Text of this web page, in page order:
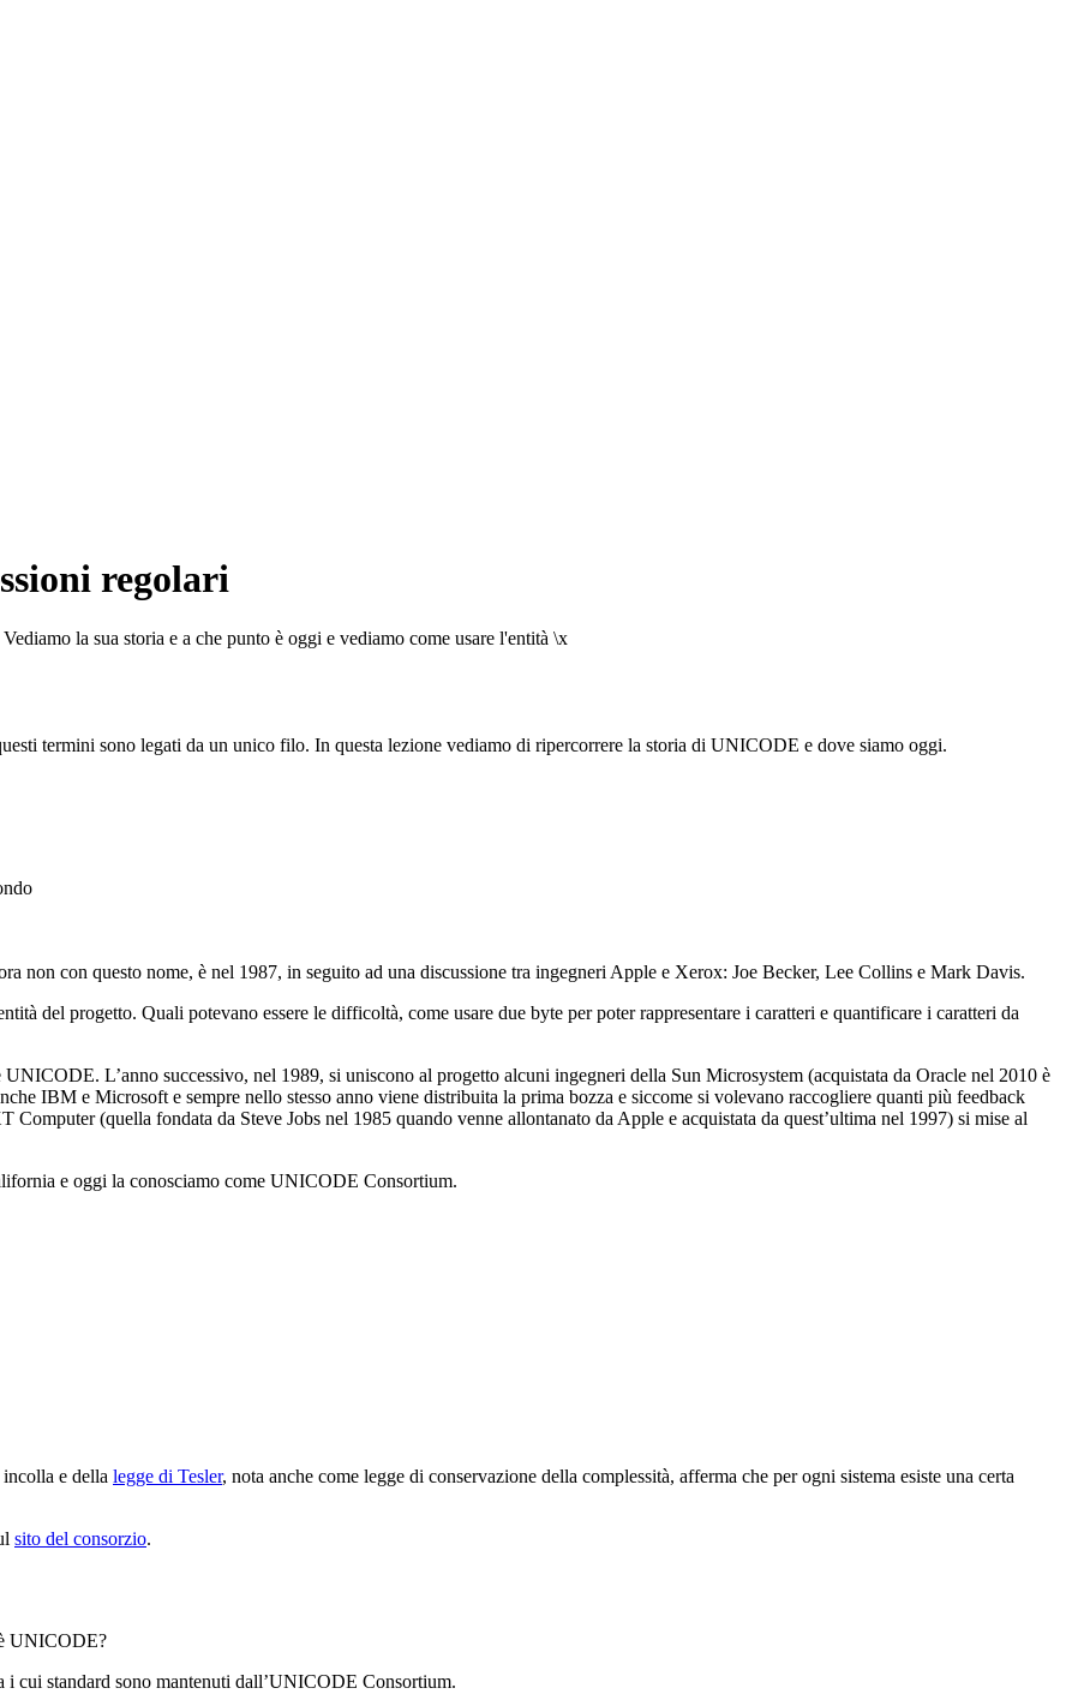
regolari
la sua storia e a che punto è oggi e vediamo come usare l'entità \x
termini sono legati da un unico filo. In questa lezione vediamo di ripercorrere la storia di UNICODE e dove siamo oggi.
non con questo nome, è nel 1987, in seguito ad una discussione tra ingegneri Apple e Xerox: Joe Becker, Lee Collins e Mark Davis.
del progetto. Quali potevano essere le difficoltà, come usare due byte per poter rappresentare i caratteri e quantificare i caratteri da
L’anno successivo, nel 1989, si uniscono al progetto alcuni ingegneri della Sun Microsystem (acquistata da Oracle nel 2010 è
IBM e Microsoft e sempre nello stesso anno viene distribuita la prima bozza e siccome si volevano raccogliere quanti più feedback
(quella fondata da Steve Jobs nel 1985 quando venne allontanato da Apple e acquistata da quest’ultima nel 1997) si mise al
e oggi la conosciamo come UNICODE Consortium.
e della legge di Tesler, nota anche come legge di conservazione della complessità, afferma che per ogni sistema esiste una certa
sito del consorzio.
UNICODE?
cui standard sono mantenuti dall’UNICODE Consortium.